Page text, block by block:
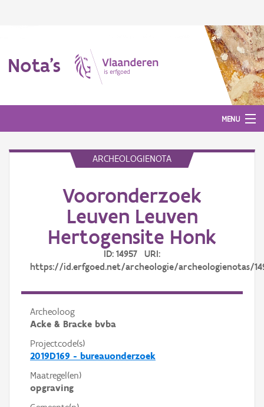
Nota's
MENU
ARCHEOLOGIENOTA
Vooronderzoek
Leuven Leuven
Hertogensite Honk
ID: 14957 URI:
https://id.erfgoed.net/archeologie/archeologienotas/
Archeoloog
Acke & Bracke bvba
Projectcode(s)
2019D169 - bureauonderzoek
Maatregel(en)
opgraving